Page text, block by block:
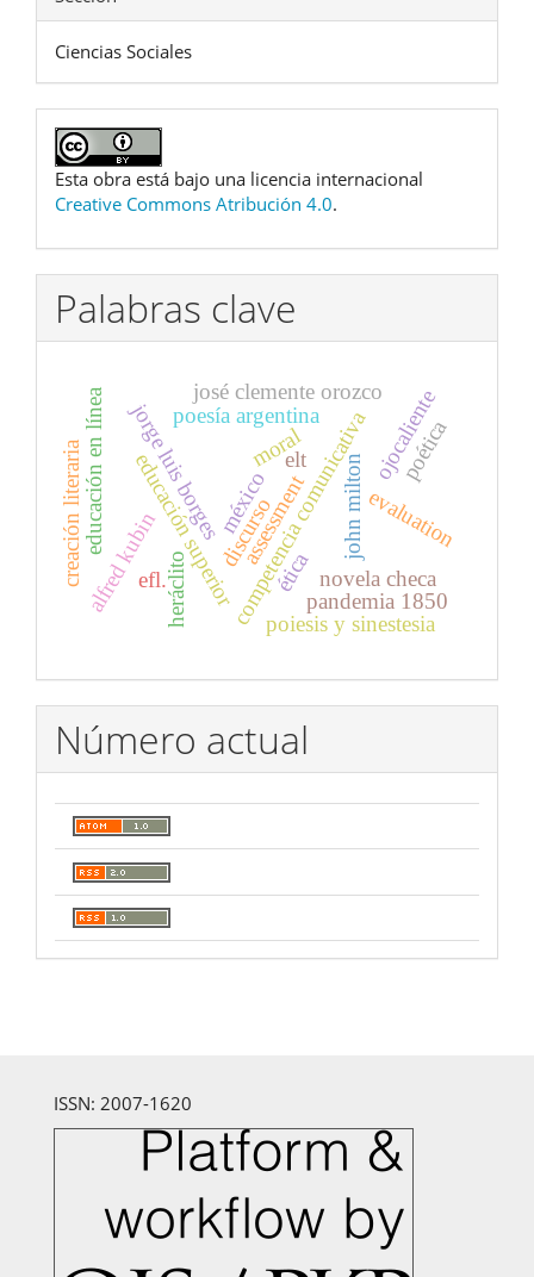
Ciencias Sociales
Esta obra está bajo una licencia internacional
Creative Commons Atribución 4.0.
Palabras clave
discurso
competencia comunicativa
educación superior
jorge luis borges
heráclito
john milton
poesía argentina
ética
moral
méxico
alfred kubin novela checa
assessment evaluation
elt
efl.
educación en línea josé clemente orozco
poiesis y sinestesia
pandemia 1850
ojocaliente
poética
creación literaria
Número actual
ISSN: 2007-1620